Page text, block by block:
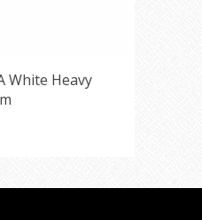
White Heavy